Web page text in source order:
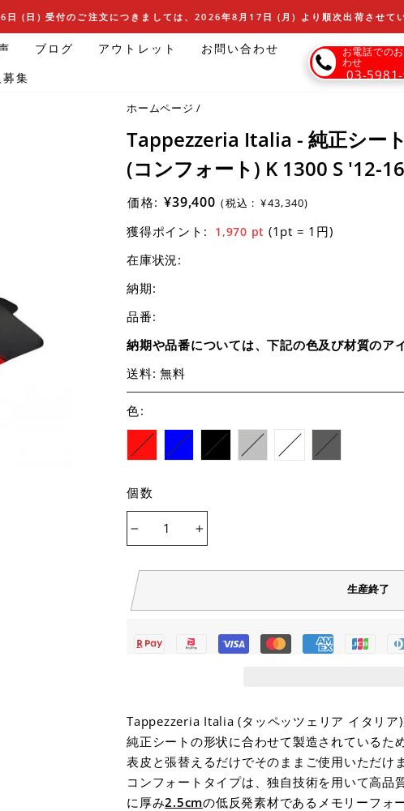
(日) 受付のご注文につきましては、2026年8月17日 (月) より順次出荷させて
ブログ アウトレット
お問い合わせ
集
お電話での
わせ
03-
ホームページ /
Tappezzeria Italia - 純正シー
(コンフォート) K 1300 S '12-16
価格: ¥39,400 (税込 : ¥43,340)
獲得ポイント: 1,970 pt (1pt = 1円)
在庫状況:
納期:
品番:
納期や品番については、下記の色及び材質のア
送料: 無料
色:
個数
生産終了
Tappezzeria Italia (タッペッツェリア イタリア
純正シートの形状に合わせて製造されているた
表皮と張替えるだけでそのままご使用いただけま
コンフォートタイプは、独自技術を用いて高品
に厚み2.5cmの低反発素材であるメモリーフォ